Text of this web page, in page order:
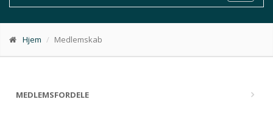
Hjem Medlemskab
MEDLEMSFORDELE